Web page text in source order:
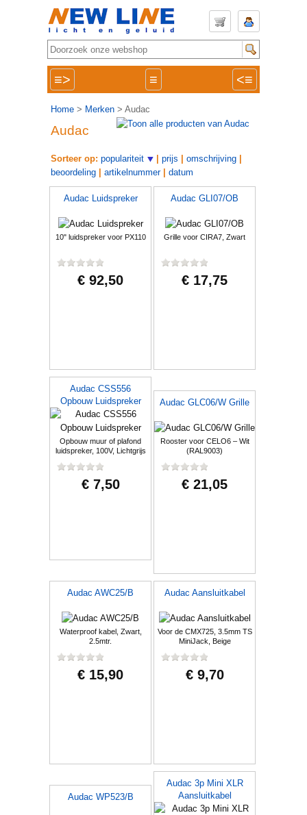
≡> ≡ <≡
Home > Merken > Audac
Audac
Sorteer op: populariteit prijs omschrijving
beoordeling
artikelnummer| datum
Audac Luidspreker
10" luidspreker voor PX110
€ 92,50
Audac GLI07/OB
Grille voor CIRA7, Zwart
€ 17,75
Audac CSS556
Opbouw Luidspreker
Opbouw muur of plafond
luidspreker, 100V, Lichtgrijs
€ 7,50
Audac GLC06/W Grille
Rooster voor CELO6 – Wit
(RAL9003)
€ 21,05
Audac AWC25/B
Waterproof kabel, Zwart,
2.5mtr.
€ 15,90
Audac Aansluitkabel
Voor de CMX725, 3.5mm TS
MiniJack, Beige
€ 9,70
Audac WP523/B
Audac 3p Mini XLR
Aansluitkabel